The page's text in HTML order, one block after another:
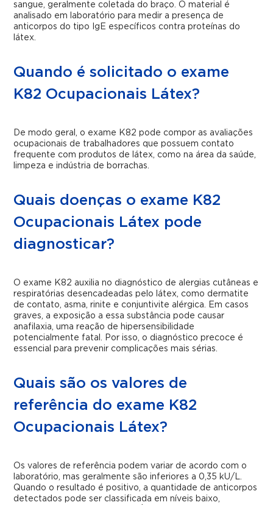
sangue, geralmente coletada do braço. O material é
analisado em laboratório para medir a presença de
anticorpos do tipo IgE específicos contra proteínas do
látex.
Quando é solicitado o exame
K82 Ocupacionais Látex?
De modo geral, o exame K82 pode compor as avaliações
ocupacionais de trabalhadores que possuem contato
frequente com produtos de látex, como na área da saúde,
limpeza e indústria de borrachas.
Quais doenças o exame K82
Ocupacionais Látex pode
diagnosticar?
O exame K82 auxilia no diagnóstico de alergias cutâneas e
respiratórias desencadeadas pelo látex, como dermatite
de contato, asma, rinite e conjuntivite alérgica. Em casos
graves, a exposição a essa substância pode causar
anafilaxia, uma reação de hipersensibilidade
potencialmente fatal. Por isso, o diagnóstico precoce é
essencial para prevenir complicações mais sérias.
Quais são os valores de
referência do exame K82
Ocupacionais Látex?
Os valores de referência podem variar de acordo com o
laboratório, mas geralmente são inferiores a 0,35 kU/L.
Quando o resultado é positivo, a quantidade de anticorpos
detectados pode ser classificada em níveis baixo,